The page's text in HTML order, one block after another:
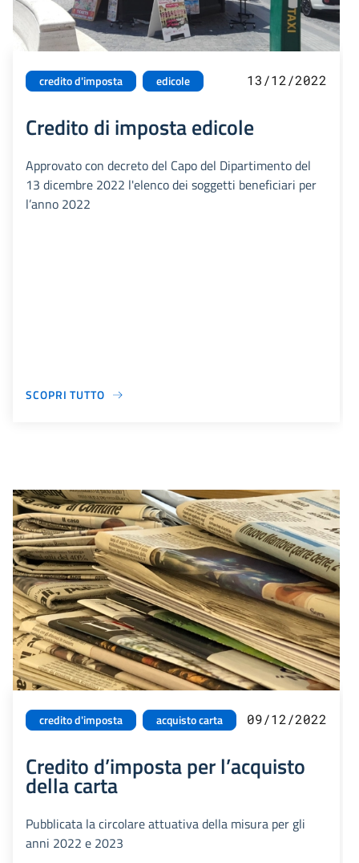
credito d'imposta edicole 13/12/2022
Credito di imposta edicole
Approvato con decreto del Capo del Dipartimento del
13 dicembre 2022 l'elenco dei soggetti beneficiari per
l’anno 2022
SCOPRI TUTTO
credito d'imposta acquisto carta 09/12/2022
Credito d’imposta per l’acquisto
della carta
Pubblicata la circolare attuativa della misura per gli
anni 2022 e 2023